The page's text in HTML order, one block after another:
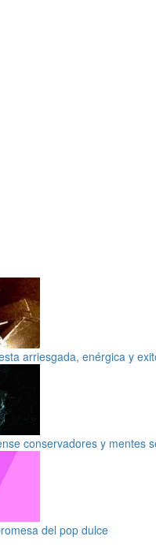
arriesgada, enérgica y
conservadores y mentes
del pop dulce